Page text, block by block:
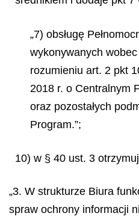
„7) obsługę
wykonywanych
rozumieniu art. 2 pkt
2018 r. o Centralnym
oraz pozostałych
Program.”;
10) w § 40 ust. 3
„3. W strukturze Biura
spraw ochrony informacji